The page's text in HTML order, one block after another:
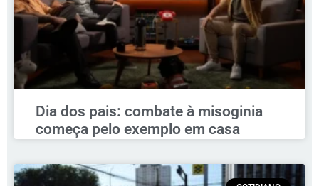
Dia dos pais: combate à misoginia
começa pelo exemplo em casa